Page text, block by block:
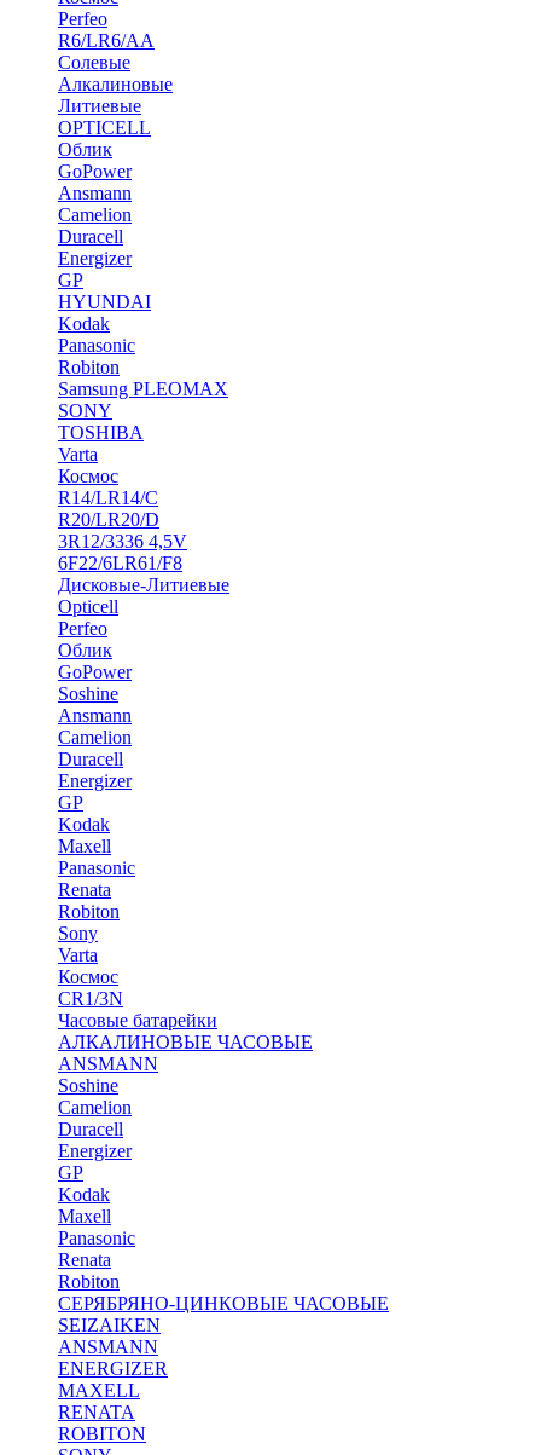
Perfeo
R6/LR6/AA
Солевые
Алкалиновые
Литиевые
OPTICELL
Облик
GoPower
Ansmann
Camelion
Duracell
Energizer
GP
HYUNDAI
Kodak
Panasonic
Robiton
Samsung PLEOMAX
SONY
TOSHIBA
Varta
Космос
R14/LR14/C
R20/LR20/D
3R12/3336 4,5V
6F22/6LR61/F8
Дисковые-Литиевые
Opticell
Perfeo
Облик
GoPower
Soshine
Ansmann
Camelion
Duracell
Energizer
GP
Kodak
Maxell
Panasonic
Renata
Robiton
Sony
Varta
Космос
CR1/3N
Часовые батарейки
АЛКАЛИНОВЫЕ ЧАСОВЫЕ
ANSMANN
Soshine
Camelion
Duracell
Energizer
GP
Kodak
Maxell
Panasonic
Renata
Robiton
СЕРЯБРЯНО-ЦИНКОВЫЕ ЧАСОВЫЕ
SEIZAIKEN
ANSMANN
ENERGIZER
MAXELL
RENATA
ROBITON